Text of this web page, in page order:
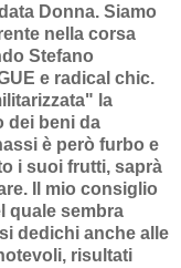
Donna. Siamo
nella corsa
Stefano
e radical chic.
la
dei beni da
è però furbo e
i suoi frutti, saprà
Il mio consiglio
quale sembra
dedichi anche alle
risultati